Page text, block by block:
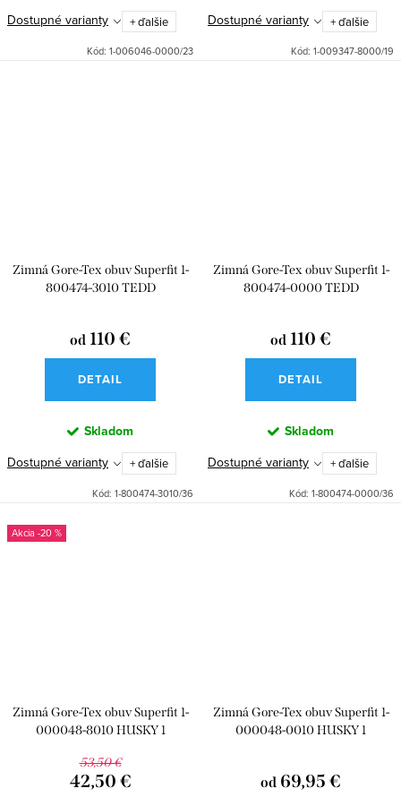
Dostupné varianty + ďalšie
Kód: 1-006046-0000/23
Dostupné varianty + ďalšie
Kód: 1-009347-8000/19
Zimná Gore-Tex obuv Superfit 1-
800474-3010 TEDD
od 110 €
DETAIL
Skladom
Dostupné varianty + ďalšie
Kód: 1-800474-3010/36
Zimná Gore-Tex obuv Superfit 1-
800474-0000 TEDD
od 110 €
DETAIL
Skladom
Dostupné varianty + ďalšie
Kód: 1-800474-0000/36
-20 %
Zimná Gore-Tex obuv Superfit 1-
000048-8010 HUSKY 1
53,50 €
42,50 €
Zimná Gore-Tex obuv Superfit 1-
000048-0010 HUSKY 1
od 69,95 €